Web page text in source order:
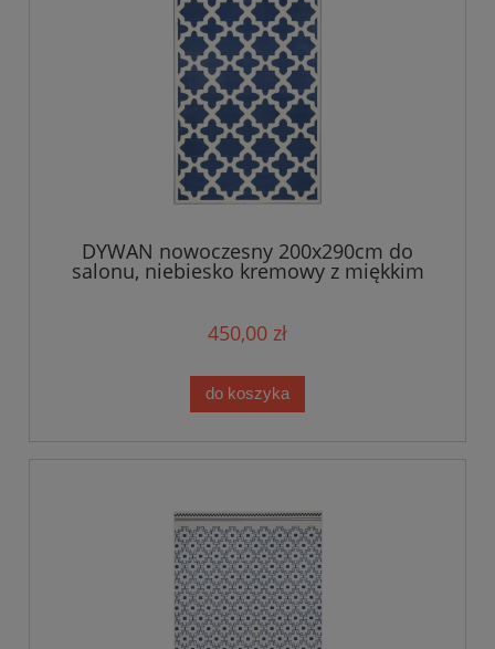
DYWAN nowoczesny 200x290cm do
salonu, niebiesko kremowy z miękkim
włosem Zala Living
450,00 zł
do koszyka